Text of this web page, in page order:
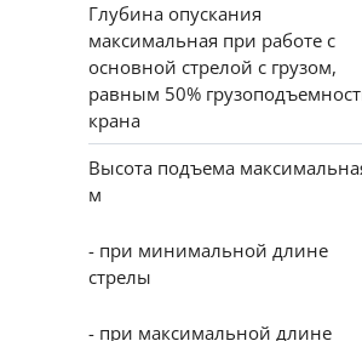
Глубина опускания
максимальная при работе c
основной стрелой с грузом,
равным 50%
крана
Высота подъема
м
- при минимальной длине
стрелы
- при максимальной длине